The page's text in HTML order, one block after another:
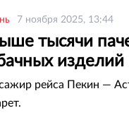
7 ноября 2025, 13:44
тысячи
изделий
рейса Пекин —